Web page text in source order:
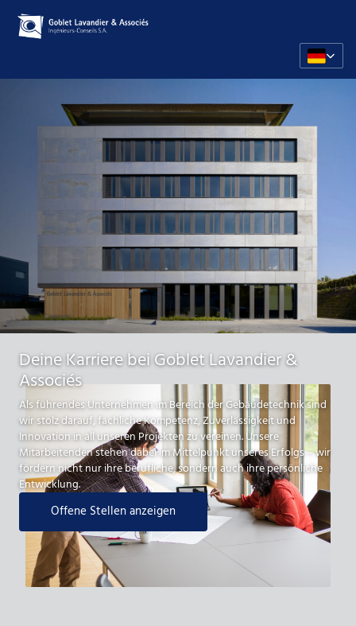
Deine Karriere bei Goblet Lavandier &
Associés
Als führendes Unternehmen im Bereich der Gebäudetechnik sind
wir stolz darauf, fachliche Kompetenz, Zuverlässigkeit und
Innovation in all unseren Projekten zu vereinen. Unsere
Mitarbeitenden stehen dabei im Mittelpunkt unseres Erfolgs – wir
fördern nicht nur ihre berufliche, sondern auch ihre persönliche
Entwicklung.
Offene Stellen anzeigen